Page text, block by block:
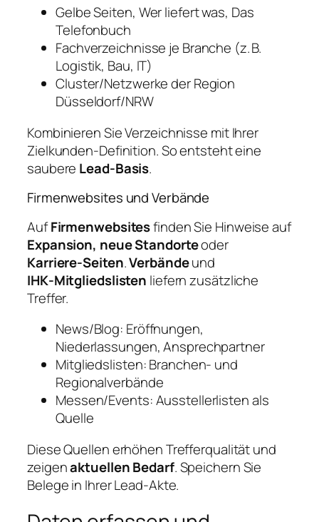
Gelbe Seiten, Wer liefert was, Das
Telefonbuch
Fachverzeichnisse je Branche (z. B.
Logistik, Bau, IT)
Cluster/Netzwerke der Region
Düsseldorf/NRW
Kombinieren Sie Verzeichnisse mit Ihrer
Zielkunden‑Definition. So entsteht eine
saubere Lead‑Basis.
Firmenwebsites und Verbände
AufFirmenwebsitesfinden Sie Hinweise auf
Expansion, neue Standorteoder
Karriere‑Seiten.Verbändeund
IHK‑Mitgliedslisten liefern zusätzliche
Treffer.
News/Blog: Eröffnungen,
Niederlassungen, Ansprechpartner
Mitgliedslisten: Branchen‑ und
Regionalverbände
Messen/Events: Ausstellerlisten als
Quelle
Diese Quellen erhöhen Trefferqualität und
zeigenaktuellen Bedarf. Speichern Sie
Belege in Ihrer Lead‑Akte.